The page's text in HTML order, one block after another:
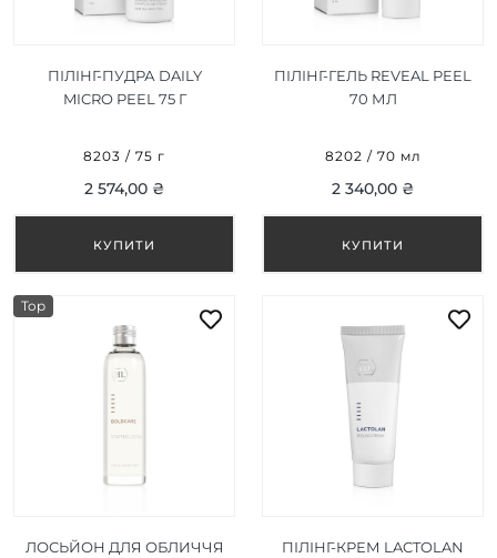
ПІЛІНГ-ПУДРА DAILY
MICRO PEEL 75 Г
8203 / 75 г
2 574,00 ₴
ПІЛІНГ-ГЕЛЬ REVEAL PEEL
70 МЛ
8202 / 70 мл
2 340,00 ₴
Top
ЛОСЬЙОН ДЛЯ ОБЛИЧЧЯ
ПІЛІНГ-КРЕМ LACTOLAN